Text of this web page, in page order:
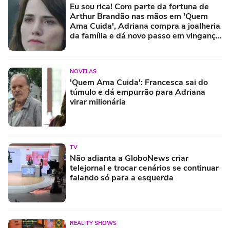
Eu sou rica! Com parte da fortuna de
Arthur Brandão nas mãos em 'Quem
Ama Cuida', Adriana compra a joalheria
da família e dá novo passo em vingança
NOVELAS
'Quem Ama Cuida': Francesca sai do
túmulo e dá empurrão para Adriana
virar milionária
TV
Não adianta a GloboNews criar
telejornal e trocar cenários se continuar
falando só para a esquerda
REALITY SHOWS